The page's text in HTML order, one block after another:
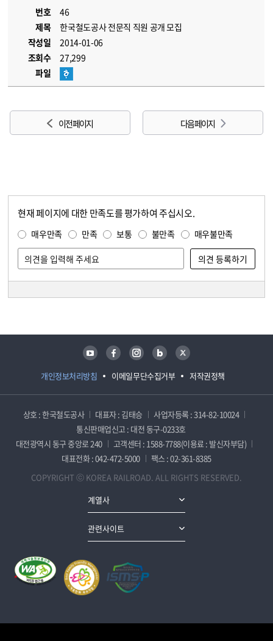
번호
46
제목
한국철도공사 전문직 직원 공개 모집
작성일
2014-01-06
조회수
27,299
파일
이전 페이지 다음 페이지
현재 페이지에 대한 만족도를 평가하여 주십시오.
매우만족 만족 보통 불만족 매우불만족
개인정보처리방침 이메일무단수집거부 저작권정책
유튜브 페이스북 인스타그램 블로그 트위터
상호 : 한국철도공사 대표자 : 김태승
사업자등록 : 314-82-10024
통신판매업신고 : 대전 동구-0233호
대전광역시 동구 중앙로 240
고객센터 : 1588-7788(이용료 : 발신자부담)
대표전화 : 042-472-5000
팩스 : 02-361-8385
COPYRIGHT ⓒ KOREA RAILROAD. ALL RIGHTS RESERVED.
계열사
관련사이트